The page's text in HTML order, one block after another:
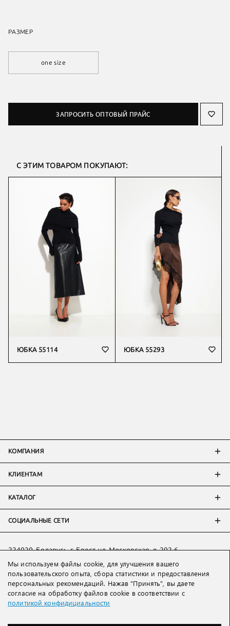
РАЗМЕР
one size
ЗАПРОСИТЬ ОПТОВЫЙ ПРАЙС
С ЭТИМ ТОВАРОМ ПОКУПАЮТ:
ЮБКА 55114 ЮБКА 55293
КОМПАНИЯ
КЛИЕНТАМ
КАТАЛОГ
СОЦИАЛЬНЫЕ СЕТИ
214018 Россия, г. Смоленск, пр-т. Гагарина, д. 19
224020, Беларусь, г. Брест, ул. Московская, д. 202-6
Тел:+7 993 398 36 60(WhatsApp
Тел:+375 29 205 80 10( WhatsApp,Viber)
Email:ved@lakbi.com
Мы используем файлы cookie, для улучшения вашего
пользовательского опыта, сбора статистики и предоставления
персональных рекомендаций. Нажав "Принять", вы даете
согласие на обработку файлов cookie в соответствии с
политикой конфидициальности